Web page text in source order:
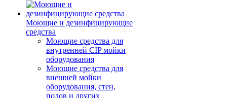
Моющие и дезинфицирующие
средства
Моющие средства для
внутренней CIP мойки
оборудования
Моющие средства для
внешней мойки
оборудования, стен,
полов и других